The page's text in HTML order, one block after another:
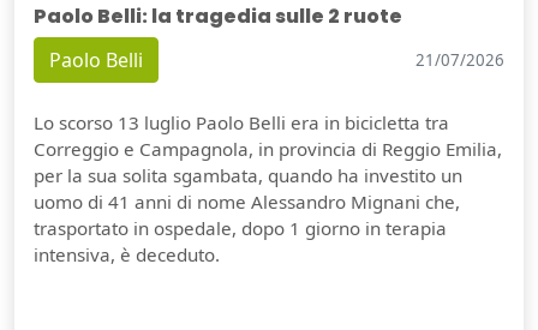
Paolo Belli: la tragedia sulle 2 ruote
Paolo Belli 21/07/2026
Lo scorso 13 luglio Paolo Belli era in bicicletta tra
Correggio e Campagnola, in provincia di Reggio Emilia,
per la sua solita sgambata, quando ha investito un
uomo di 41 anni di nome Alessandro Mignani che,
trasportato in ospedale, dopo 1 giorno in terapia
intensiva, è deceduto.